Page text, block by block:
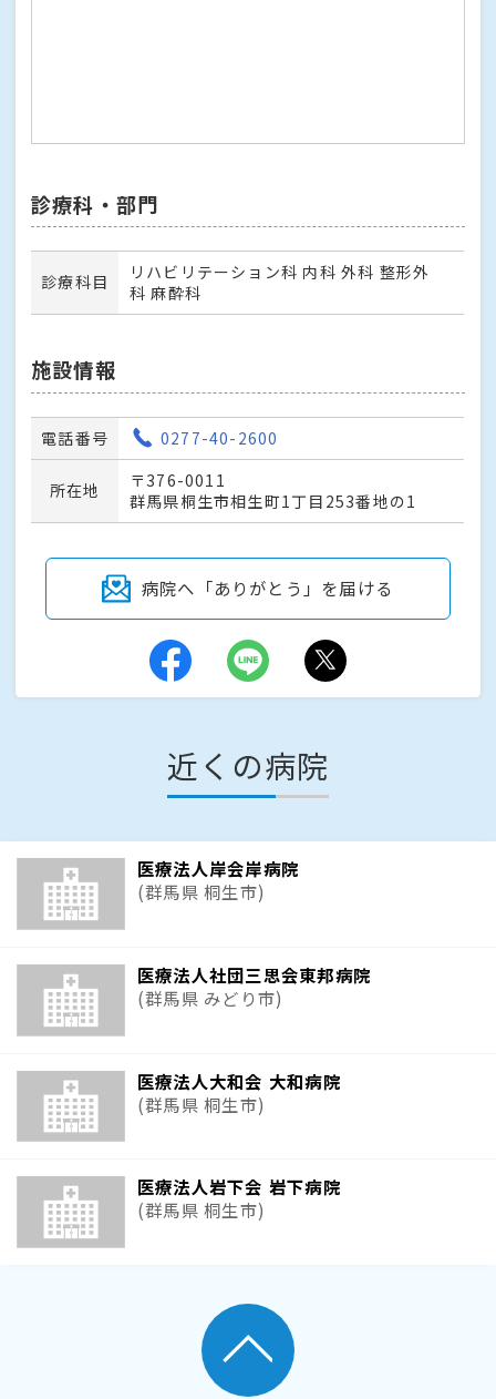
診療科・部門
診療科目
リハビリテーション科 内科 外科 整形外
科 麻酔科
施設情報
電話番号 0277-40-2600
所在地
〒376-0011
群馬県桐生市相生町1丁目253番地の1
病院へ「ありがとう」を届ける
近くの病院
医療法人岸会岸病院
(群馬県 桐生市)
医療法人社団三思会東邦病院
(群馬県 みどり市)
医療法人大和会 大和病院
(群馬県 桐生市)
医療法人岩下会 岩下病院
(群馬県 桐生市)